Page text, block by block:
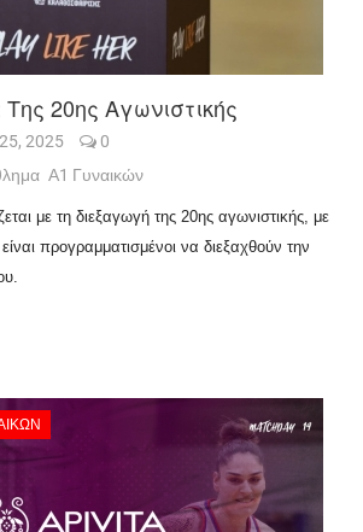
20ης Αγωνιστικής
2025
0
Α1 Γυναικών
με τη διεξαγωγή της 20ης αγωνιστικής, με
προγραμματισμένοι να διεξαχθούν την